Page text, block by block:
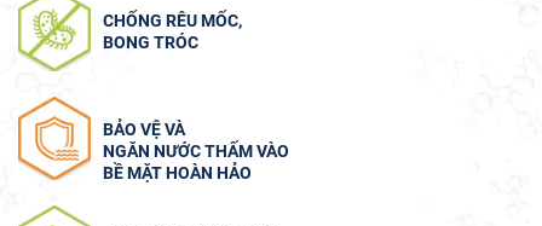
CHỐNG RÊU MỐC,
BONG TRÓC
BẢO VỆ VÀ
NGĂN NƯỚC THẤM VÀO
BỀ MẶT HOÀN HẢO